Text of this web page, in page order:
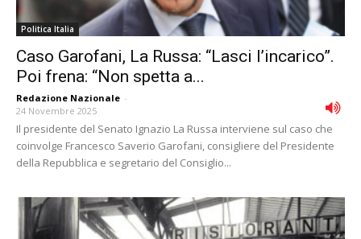
Politica Italia
Caso Garofani, La Russa: “Lasci l’incarico”.
Poi frena: “Non spetta a...
Redazione Nazionale -
24 Novembre 2025
Il presidente del Senato Ignazio La Russa interviene sul caso che
coinvolge Francesco Saverio Garofani, consigliere del Presidente
della Repubblica e segretario del Consiglio...